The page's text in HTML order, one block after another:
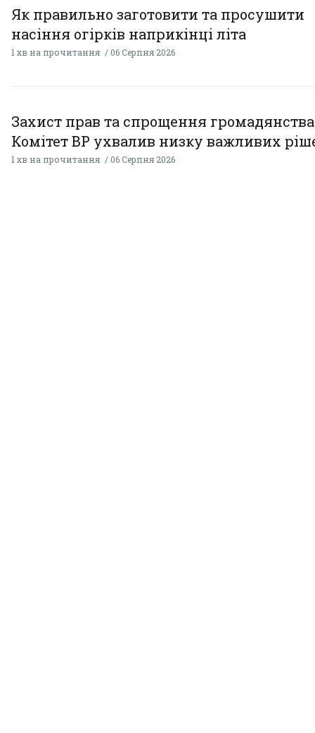
Як правильно заготовити та просушити
насіння огірків наприкінці літа
1 хв на прочитання 06 Серпня 2026
Захист прав та спрощення
Комітет ВР ухвалив низку важливих
1 хв на прочитання 06 Серпня 2026